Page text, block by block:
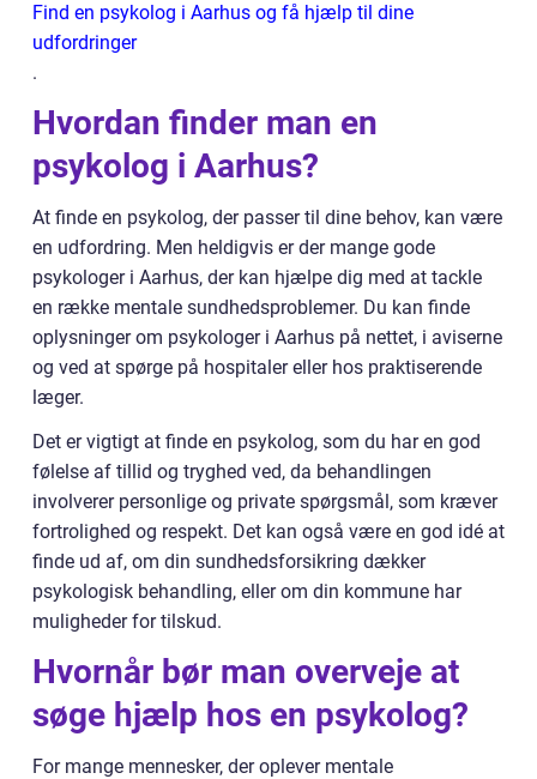
Find en psykolog i Aarhus og få hjælp til dine
udfordringer
.
Hvordan finder man en
psykolog i Aarhus?
At finde en psykolog, der passer til dine behov, kan være
en udfordring. Men heldigvis er der mange gode
psykologer i Aarhus, der kan hjælpe dig med at tackle
en række mentale sundhedsproblemer. Du kan finde
oplysninger om psykologer i Aarhus på nettet, i aviserne
og ved at spørge på hospitaler eller hos praktiserende
læger.
Det er vigtigt at finde en psykolog, som du har en god
følelse af tillid og tryghed ved, da behandlingen
involverer personlige og private spørgsmål, som kræver
fortrolighed og respekt. Det kan også være en god idé at
finde ud af, om din sundhedsforsikring dækker
psykologisk behandling, eller om din kommune har
muligheder for tilskud.
Hvornår bør man overveje at
søge hjælp hos en psykolog?
For mange mennesker, der oplever mentale